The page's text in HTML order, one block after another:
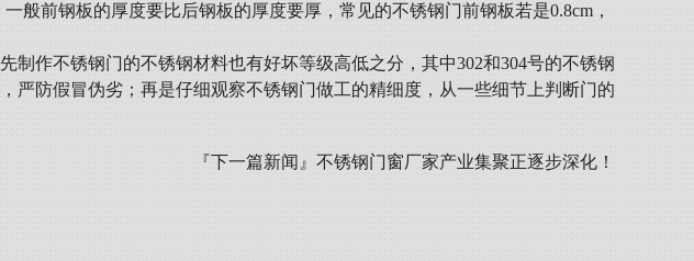
般前钢板的厚度要比后钢板的厚度要厚，常见的不锈钢门前钢板若是0.8cm，
作不锈钢门的不锈钢材料也有好坏等级高低之分，其中302和304号的不锈钢
防假冒伪劣；再是仔细观察不锈钢门做工的精细度，从一些细节上判断门的
『下一篇新闻』 不锈钢门窗厂家产业集聚正逐步深化！